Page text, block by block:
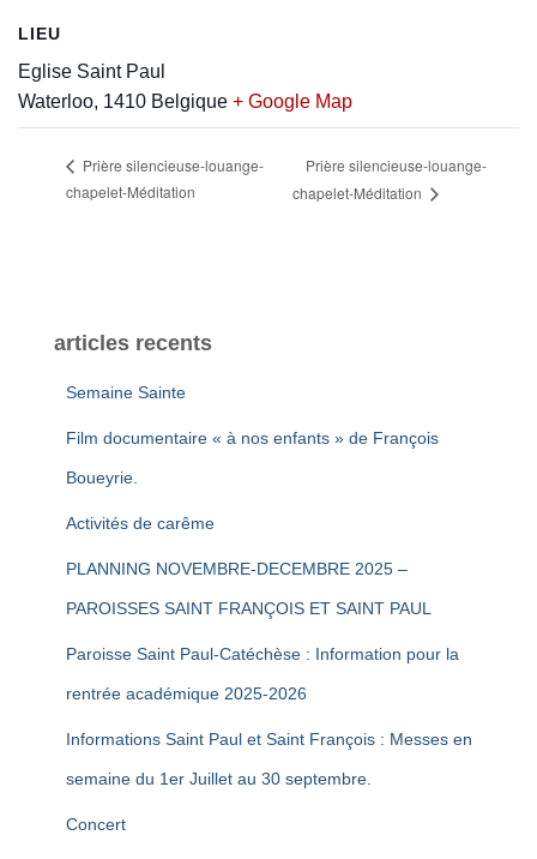
LIEU
Eglise Saint Paul
Waterloo, 1410 Belgique + Google Map
Prière silencieuse-louange-
chapelet-Méditation
Prière silencieuse-louange-
chapelet-Méditation
articles recents
Semaine Sainte
Film documentaire « à nos enfants » de François
Boueyrie.
Activités de carême
PLANNING NOVEMBRE-DECEMBRE 2025 –
PAROISSES SAINT FRANÇOIS ET SAINT PAUL
Paroisse Saint Paul-Catéchèse : Information pour la
rentrée académique 2025-2026
Informations Saint Paul et Saint François : Messes en
semaine du 1er Juillet au 30 septembre.
Concert